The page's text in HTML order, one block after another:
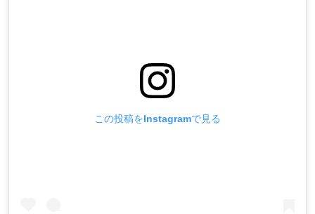
この投稿をInstagramで見る